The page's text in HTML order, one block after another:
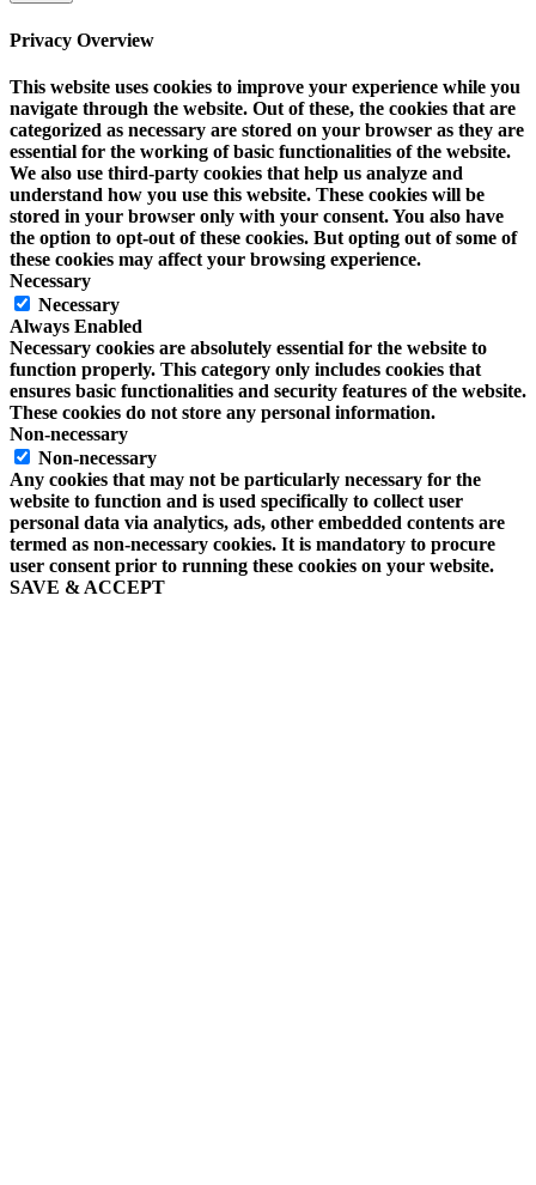
Privacy Overview
This website uses cookies to improve your experience while you
navigate through the website. Out of these, the cookies that are
categorized as necessary are stored on your browser as they are
essential for the working of basic functionalities of the website.
We also use third-party cookies that help us analyze and
understand how you use this website. These cookies will be
stored in your browser only with your consent. You also have
the option to opt-out of these cookies. But opting out of some of
these cookies may affect your browsing experience.
Necessary
Necessary
Always Enabled
Necessary cookies are absolutely essential for the website to
function properly. This category only includes cookies that
ensures basic functionalities and security features of the website.
These cookies do not store any personal information.
Non-necessary
Non-necessary
Any cookies that may not be particularly necessary for the
website to function and is used specifically to collect user
personal data via analytics, ads, other embedded contents are
termed as non-necessary cookies. It is mandatory to procure
user consent prior to running these cookies on your website.
SAVE & ACCEPT